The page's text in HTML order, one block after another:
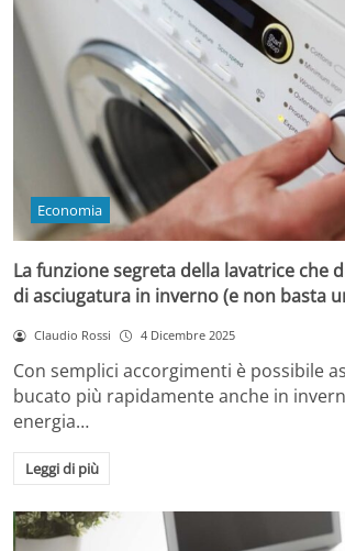
Economia
La funzione segreta della lavatrice che
di asciugatura in inverno (e non basta
Claudio Rossi 4 Dicembre 2025
Con semplici accorgimenti è possibile
bucato più rapidamente anche in
energia…
Leggi di più